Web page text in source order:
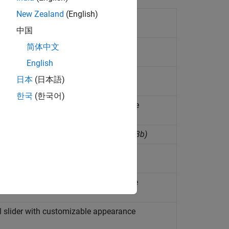
appearance(Desde R2021b)
using check box with customizable
with customizable appearance
using combo box with customizable
appearance
(Desde R2023b)
with customizable appearance
with customizable appearance
New Zealand (English)
中国
简体中文
English
日本 (日本語)
한국 (한국어)